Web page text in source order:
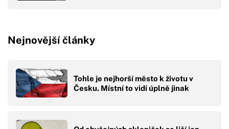
Nejnovější články
Tohle je nejhorší město k životu v
Česku. Místní to vidí úplně jinak